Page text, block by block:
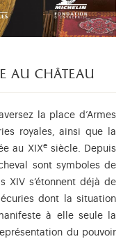
au château
en ligne la présentation
la place d’Armes
royales, ainsi que la
(1638-1715), fils de Louis
au XIXesiècle. Depuis
sont symboles de
XIV s’étonnent déjà de
dont la situation
à elle seule la
du pouvoir